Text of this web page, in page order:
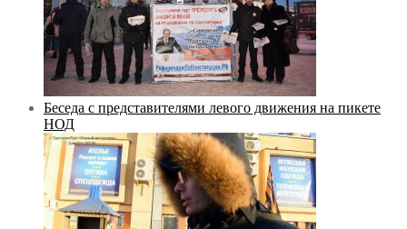
Беседа с представителями левого движения на пикете
НОД